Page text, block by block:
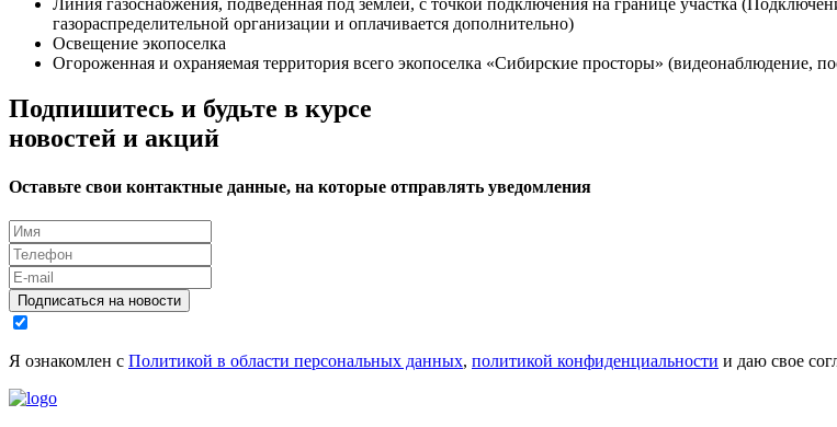
газораспределительной организации и оплачивается дополнительно)
Освещение экопоселка
Огороженная и охраняемая территория всего экопоселка «Сибирские просторы» (видеонаблюдение,
Подпишитесь и будьте в курсе
новостей и акций
Оставьте свои контактные данные, на которые отправлять уведомления
Подписаться на новости
Я ознакомлен с Политикой в области персональных данных, политикой конфиденциальности и даю свое